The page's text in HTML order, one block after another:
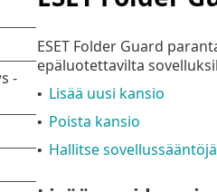
ESET Folder Guard
epäluotettavilta
• Lisää uusi kansio
• Poista kansio
• Hallitse sovellussääntöjä